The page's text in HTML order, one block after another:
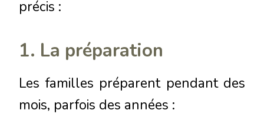
précis :
1. La préparation
Les familles préparent pendant des
mois, parfois des années :